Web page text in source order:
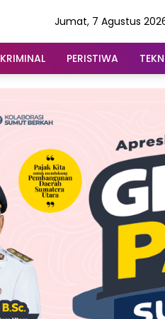
Jumat, 7 Agustus
KRIMINAL PERISTIWA